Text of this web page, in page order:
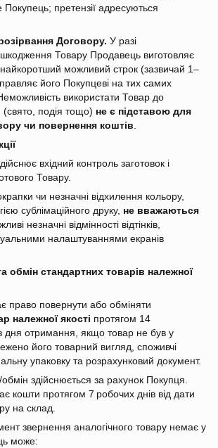
претензії адресуються
Договору. У разі
Товару Продавець виготовляє
можливий строк (зазвичай 1–
його Покупцеві на тих самих
використати Товар до
(свято, подія тощо) не є підставою для
чи повернення коштів
вхідний контроль заготовок і
Товару.
чи незначні відхилення кольору,
сублімаційного друку, не вважаються
незначні відмінності відтінків,
налаштуваннями екранів
обмін стандартних товарів належної
право повернути або обміняти
належної якості протягом 14
дня отримання, якщо товар не був у
його товарний вигляд, споживчі
упаковку та розрахунковий документ.
здійснюється за рахунок Покупця.
кошти протягом 7 робочих днів від дати
на склад.
звернення аналогічного товару немає у
може: